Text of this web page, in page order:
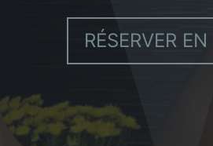
RÉSERVER